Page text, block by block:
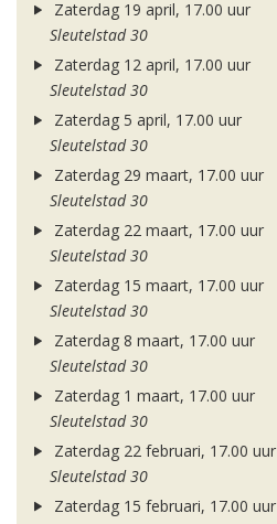
Zaterdag 19 april, 17.00 uur
Sleutelstad 30
Zaterdag 12 april, 17.00 uur
Sleutelstad 30
Zaterdag 5 april, 17.00 uur
Sleutelstad 30
Zaterdag 29 maart, 17.00 uur
Sleutelstad 30
Zaterdag 22 maart, 17.00 uur
Sleutelstad 30
Zaterdag 15 maart, 17.00 uur
Sleutelstad 30
Zaterdag 8 maart, 17.00 uur
Sleutelstad 30
Zaterdag 1 maart, 17.00 uur
Sleutelstad 30
Zaterdag 22 februari, 17.00 uur
Sleutelstad 30
Zaterdag 15 februari, 17.00 uur